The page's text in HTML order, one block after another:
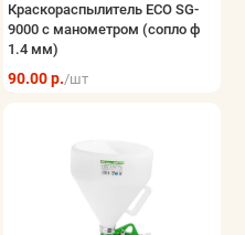
Краскораспылитель ECO SG-
9000 с манометром (сопло ф
1.4 мм)
90.00 р./шт